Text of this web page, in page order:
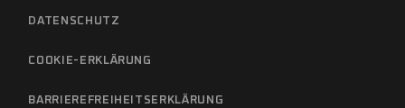
DATENSCHUTZ
COOKIE-ERKLÄRUNG
BARRIEREFREIHEITSERKLÄRUNG